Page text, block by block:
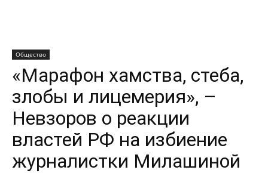
Общество
«Марафон хамства, стеба,
злобы и лицемерия», –
Невзоров о реакции
властей РФ на избиение
журналистки Милашиной